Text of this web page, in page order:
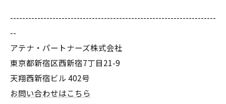
--------------------------------------------------------------------
--
アテナ・パートナーズ株式会社
東京都新宿区西新宿7丁目21-9
天翔西新宿ビル 402号
お問い合わせはこちら